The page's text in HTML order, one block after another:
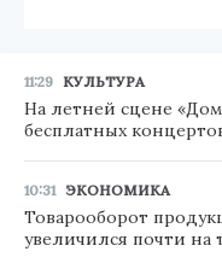
11:29 КУЛЬТУРА
На летней сцене
бесплатных
10:31 ЭКОНОМИКА
Товарооборот
увеличился почти на